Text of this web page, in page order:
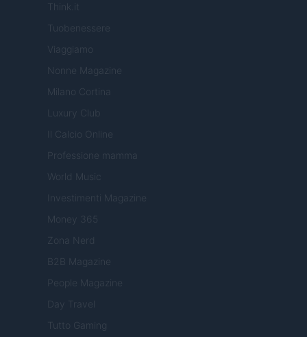
Think.it
Tuobenessere
Viaggiamo
Nonne Magazine
Milano Cortina
Luxury Club
Il Calcio Online
Professione mamma
World Music
Investimenti Magazine
Money 365
Zona Nerd
B2B Magazine
People Magazine
Day Travel
Tutto Gaming